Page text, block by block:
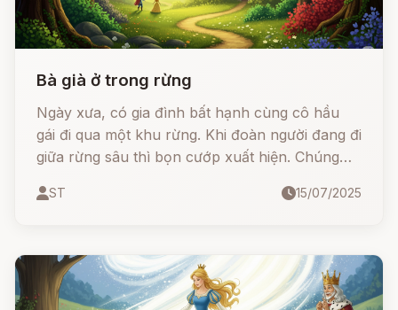
Bà già ở trong rừng
Ngày xưa, có gia đình bất hạnh cùng cô hầu
gái đi qua một khu rừng. Khi đoàn người đang đi
giữa rừng sâu thì bọn cướp xuất hiện. Chúng
Trong lúc lộn xộn cô hầu gái nhanh chân nhảy
ST 15/07/2025